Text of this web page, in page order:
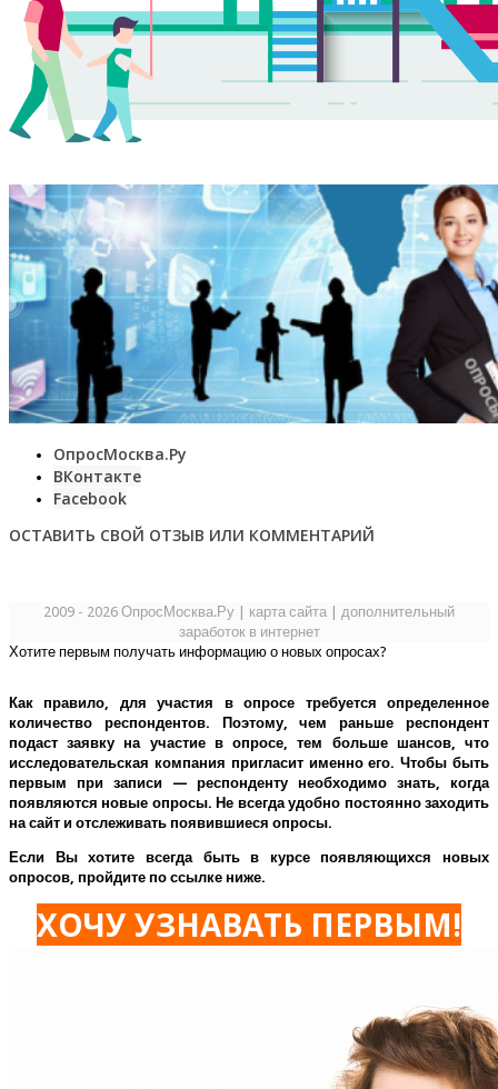
ОпросМосква.Ру
ВКонтакте
Facebook
ОСТАВИТЬ СВОЙ ОТЗЫВ ИЛИ КОММЕНТАРИЙ
2009 - 2026 ОпросМосква.Ру карта сайта
дополнительный
заработок в интернет
Хотите первым получать информацию о новых опросах?
Как правило, для участия в опросе требуется определенное
количество респондентов. Поэтому, чем раньше респондент
подаст заявку на участие в опросе, тем больше шансов, что
исследовательская компания пригласит именно его.Чтобы быть
первым при записи — респонденту необходимо знать, когда
появляются новые опросы. Не всегда удобно постоянно заходить
на сайт и отслеживать появившиеся опросы.
Если Вы хотите всегда быть в курсе появляющихся новых
опросов, пройдите по ссылке ниже.
ХОЧУ УЗНАВАТЬ ПЕРВЫМ!